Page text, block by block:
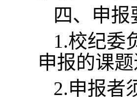
四、申报
1.校纪委
申报的课
2.申报者